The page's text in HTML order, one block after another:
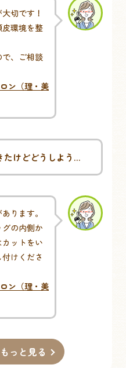
切です！
環境を整
、ご相談
ン（理・美
たけどどうしよう…
ります。
の内側か
ットをい
けくださ
ン（理・美
っと見る